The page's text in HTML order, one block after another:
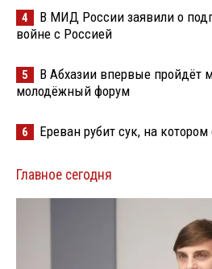
4
В МИД России заявили о
войне с Россией
5
В Абхазии впервые пройдёт
молодёжный форум
6 Ереван рубит сук, на
Главное сегодня